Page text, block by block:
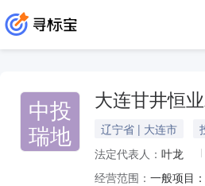
中投
瑞地
大连甘井恒
辽宁省 | 大连市
法定代表人： 叶龙
经营范围：